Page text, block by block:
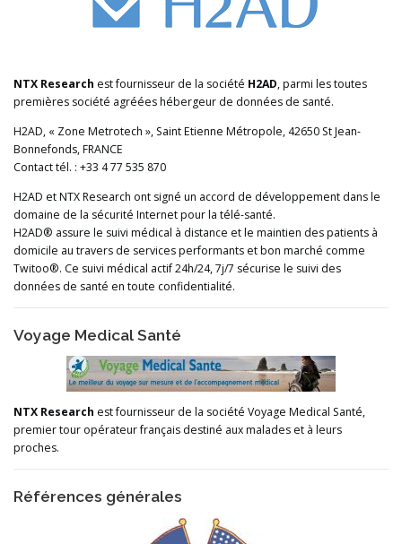
NTX Research est fournisseur de la société H2AD, parmi les toutes
premières société agréées hébergeur de données de santé.
H2AD, « Zone Metrotech », Saint Etienne Métropole, 42650 St Jean-
Bonnefonds, FRANCE
Contact tél. : +33 4 77 535 870
H2AD et NTX Research ont signé un accord de développement dans le
domaine de la sécurité Internet pour la télé-santé.
H2AD® assure le suivi médical à distance et le maintien des patients à
domicile au travers de services performants et bon marché comme
Twitoo®. Ce suivi médical actif 24h/24, 7j/7 sécurise le suivi des
données de santé en toute confidentialité.
Voyage Medical Santé
NTX Research est fournisseur de la société Voyage Medical Santé,
premier tour opérateur français destiné aux malades et à leurs
proches.
Références générales